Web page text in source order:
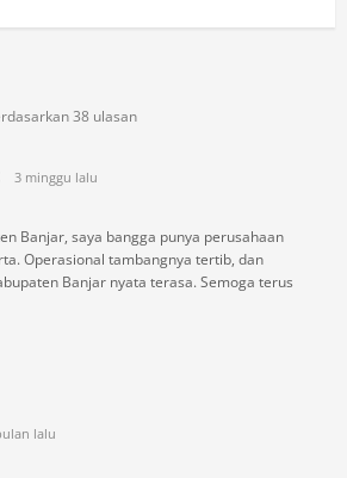
38 ulasan
3 minggu lalu
Banjar, saya bangga punya perusahaan
Operasional tambangnya tertib, dan
Banjar nyata terasa. Semoga terus
lalu